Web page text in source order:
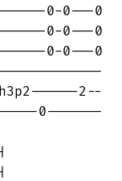
0-0---0
0-0---0
0-0---0
2--
0-------